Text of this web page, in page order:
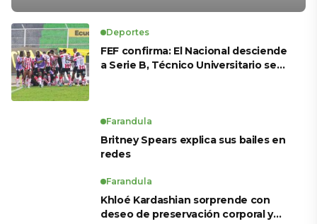
Deportes
FEF confirma: El Nacional desciende
a Serie B, Técnico Universitario se
Farandula
Britney Spears explica sus bailes en
redes
Farandula
Khloé Kardashian sorprende con
deseo de preservación corporal y